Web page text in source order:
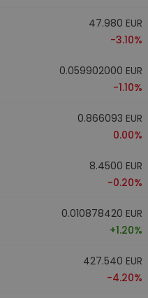
47.980 EUR
-3.10%
0.059902000 EUR
-1.10%
0.866093 EUR
0.00%
8.4500 EUR
-0.20%
0.010878420 EUR
+1.20%
427.540 EUR
-4.20%